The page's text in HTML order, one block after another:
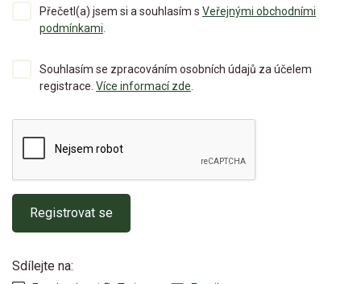
Přečetl(a) jsem si a souhlasím s Veřejnými obchodními
podmínkami.
Souhlasím se zpracováním osobních údajů za účelem
registrace. Více informací zde.
Registrovat se
Sdílejte na: